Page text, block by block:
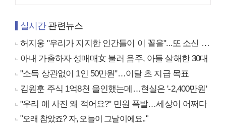
실시간관련뉴스
허지웅 "우리가 지지한 인간들이 이 꼴을"...또 소신 발언
아내 가출하자 성매매女 불러 음주, 아들 살해한 30대
"소득 상관없이 1인 50만원"…이달 초 지급 목표
김원훈 주식 1억8천 올인했는데…현실은 '-2,400만원'
"우리 애 사진 왜 적어요?" 민원 폭발…세상이 어쩌다
"오래 참았죠? 자, 오늘이 그날이에요.."